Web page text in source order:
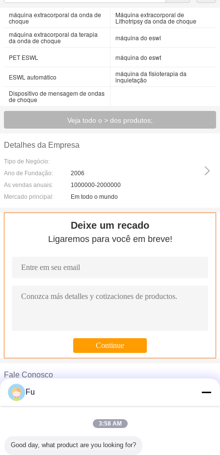
máquina extracorporal da onda de
choque
Máquina extracorporal de
Lithotripsy da onda de choque
máquina extracorporal da terapia
da onda de choque máquina do eswl
PET ESWL máquina do eswt
ESWL automático máquina da fisioterapia da
inquietação
Dispositivo de mensagem de ondas
de choque
Veja todo o > dos produtos;
Detalhes da Empresa
Tipo de Negócio:
Ano de Fundação:
2006
As vendas anuais:
1000000-2000000
Mercado principal:
Em todo o mundo
Deixe um recado
Ligaremos para você em breve!
Fale Conosco
ESWL ((PETS)
Fu
3:58 AM
Good day, what product are you looking for?